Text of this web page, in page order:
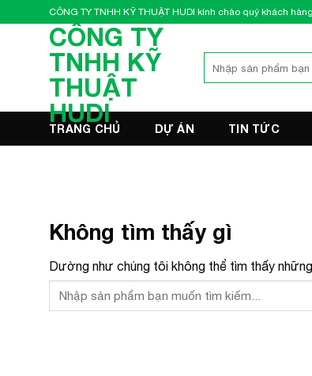
qua
CÔNG TY TNHH KỸ THUẬT HUDI kính chào quý khách hàng
CÔNG TY
TNHH KỸ
THUẬT
HUDI
kiếm:
TRANG CHỦ DỰ ÁN TIN TỨC
Không tìm thấy gì
Dường như chúng tôi không thể tìm thấy